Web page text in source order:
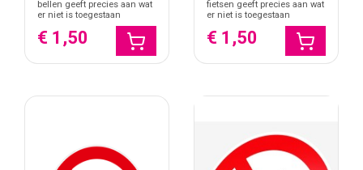
bellen geeft precies aan wat
er niet is toegestaan
€ 1,50
fietsen geeft precies aan wat
er niet is toegestaan
€ 1,50